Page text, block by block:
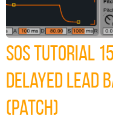
SOS Tutorial
Delayed Lead
(Patch)